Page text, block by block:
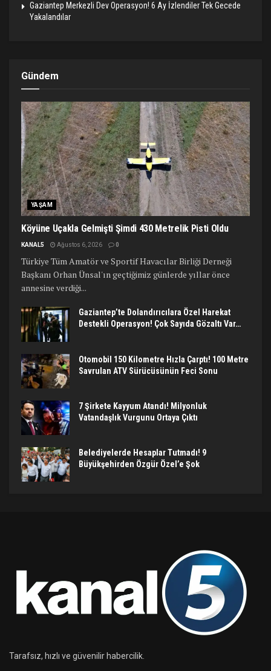
Gaziantep Merkezli Dev Operasyon! 6 Ay İzlendiler Tek Gecede
Yakalandılar
Gündem
YAŞAM
Köyüne Uçakla Gelmişti Şimdi 430 Metrelik Pisti Oldu
KANAL5 Ağustos 6, 2026 0
Türkiye Tüm Amatör ve Sportif Havacılar Birliği Derneği
Başkanı Orhan Ünsal'ın geçtiğimiz günlerde yıllar önce
annesine verdiği...
Gaziantep’te Dolandırıcılara Özel Harekat
Destekli Operasyon! Çok Sayıda Gözaltı Var…
Otomobil 150 Kilometre Hızla Çarptı! 100 Metre
Savrulan ATV Sürücüsünün Feci Sonu
7 Şirkete Kayyum Atandı! Milyonluk
Vatandaşlık Vurgunu Ortaya Çıktı
Belediyelerde Hesaplar Tutmadı! 9
Büyükşehirden Özgür Özel’e Şok
Tarafsız, hızlı ve güvenilir habercilik.